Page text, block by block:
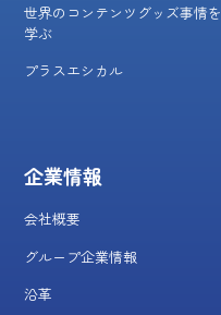
世界のコンテンツグッズ事情を
学ぶ
プラスエシカル
企業情報
会社概要
グループ企業情報
沿革